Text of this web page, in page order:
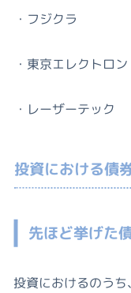
・フジクラ
・東京エレクトロン
・レーザーテック
投資における債
先ほど挙げた
投資におけるのう